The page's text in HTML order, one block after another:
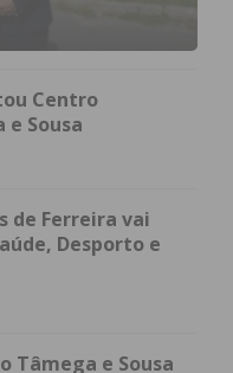
Centro
Sousa
de Ferreira vai
Desporto e
Tâmega e Sousa